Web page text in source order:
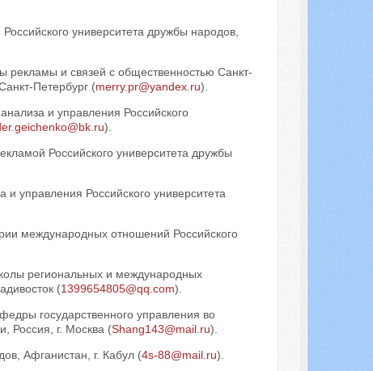
университета дружбы народов,
рекламы и связей с общественностью Санкт-
Петербург (merry.pr@yandex.ru).
и управления Российского
).
Российского университета дружбы
управления Российского университета
международных отношений Российского
региональных и международных
(1399654805@qq.com).
государственного управления во
Россия, г. Москва (Shang143@mail.ru).
Афганистан, г. Кабул (4s-88@mail.ru).